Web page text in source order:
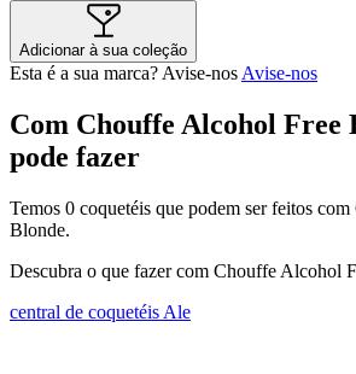
Adicionar à sua coleção
Esta é a sua marca? Avise-nos Avise-nos
Com Chouffe Alcohol Free
pode fazer
Temos 0 coquetéis que podem ser feitos
Blonde.
Descubra o que fazer com Chouffe Alcohol
central de coquetéis Ale